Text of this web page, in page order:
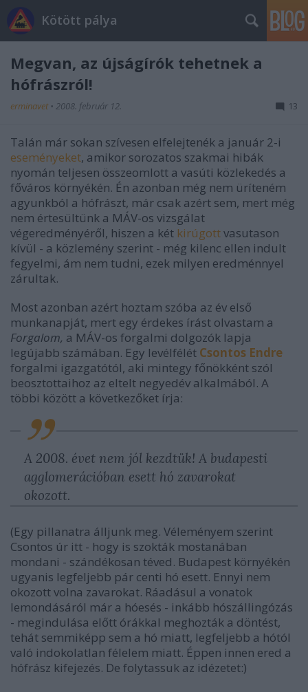
Kötött pálya
Megvan, az újságírók tehetnek a
hófrászról!
erminavet • 2008. február 12. 13
Talán már sokan szívesen elfelejtenék a január 2-i
eseményeket, amikor sorozatos szakmai hibák
nyomán teljesen összeomlott a vasúti közlekedés a
főváros környékén. Én azonban még nem üríteném
agyunkból a hófrászt, már csak azért sem, mert még
nem értesültünk a MÁV-os vizsgálat
végeredményéről, hiszen a két kirúgottvasutason
kívül - a közlemény szerint - még kilenc ellen indult
fegyelmi, ám nem tudni, ezek milyen eredménnyel
zárultak.
Most azonban azért hoztam szóba az év első
munkanapját, mert egy érdekes írást olvastam a
Forgalom, a MÁV-os forgalmi dolgozók lapja
legújabb számában. Egy levélfélét Csontos Endre
forgalmi igazgatótól, aki mintegy főnökként szól
beosztottaihoz az eltelt negyedév alkalmából. A
többi között a következőket írja:
A 2008. évet nem jól kezdtük! A budapesti
agglomerációban esett hó zavarokat
okozott.
(Egy pillanatra álljunk meg. Véleményem szerint
Csontos úr itt - hogy is szokták mostanában
mondani - szándékosan téved. Budapest környékén
ugyanis legfeljebb pár centi hó esett. Ennyi nem
okozott volna zavarokat. Ráadásul a vonatok
lemondásáról már a hóesés - inkább hószállingózás
- megindulása előtt órákkal meghozták a döntést,
tehát semmiképp sem a hó miatt, legfeljebb a hótól
való indokolatlan félelem miatt. Éppen innen ered a
hófrász kifejezés. De folytassuk az idézetet:)